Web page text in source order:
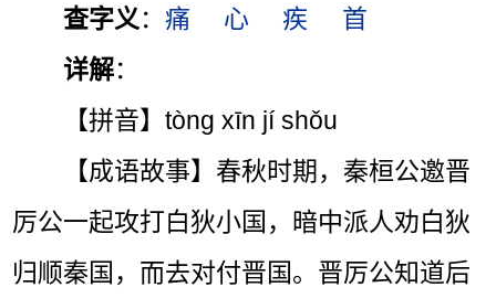
查字义 ：痛 心 疾
首
详解：
【拼音】tòng xīn jí shǒu
【成语故事】春秋时期，秦桓公邀晋
厉公一起攻打白狄小国，暗中派人劝白狄
归顺秦国，而去对付晋国。晋厉公知道后